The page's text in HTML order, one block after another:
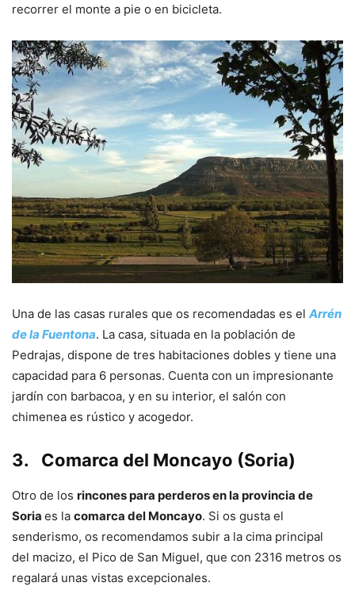
recorrer el monte a pie o en bicicleta.
Una de las casas rurales que os recomendadas es el Arrén
de la Fuentona. La casa, situada en la población de
Pedrajas, dispone de tres habitaciones dobles y tiene una
capacidad para 6 personas. Cuenta con un impresionante
jardín con barbacoa, y en su interior, el salón con
chimenea es rústico y acogedor.
3. Comarca del Moncayo (Soria)
Otro de los rincones para perderos en la provincia de
Soria es la comarca del Moncayo. Si os gusta el
senderismo, os recomendamos subir a la cima principal
del macizo, el Pico de San Miguel, que con 2316 metros os
regalará unas vistas excepcionales.